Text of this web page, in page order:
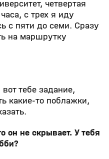
четвертая
с трех я иду
с пяти до семи. Сразу
на маршрутку
тебе задание,
какие‑то поблажки,
он не скрывает. У тебя